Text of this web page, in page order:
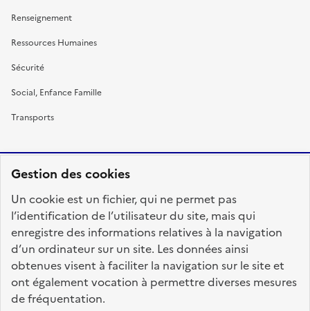
Gestion des cookies
Un cookie est un fichier, qui ne permet pas
l’identification de l’utilisateur du site, mais qui
enregistre des informations relatives à la navigation
d’un ordinateur sur un site. Les données ainsi
obtenues visent à faciliter la navigation sur le site et
ont également vocation à permettre diverses mesures
de fréquentation.
Renseignement
Ressources Humaines
Sécurité
Social, Enfance Famille
Transports
FRANÇAISE
fonction-publique.gouv.fr
legifrance.gouv.fr
gouvernement.fr